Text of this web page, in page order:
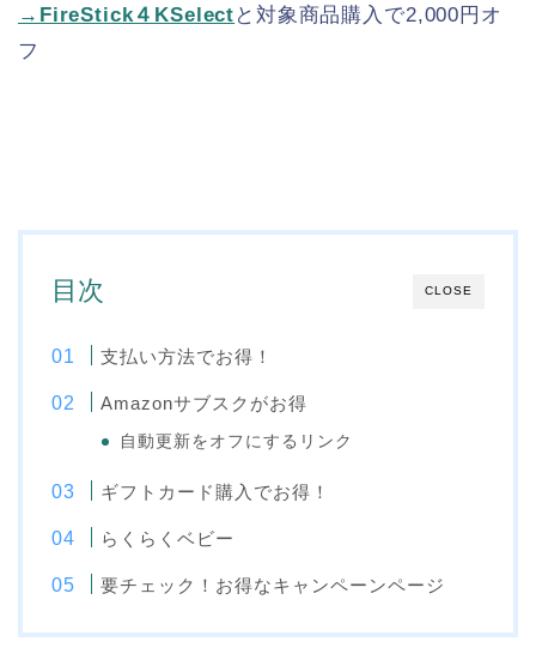
→FireStick４KSelect と対象商品購入で2,000円オ
フ
CLOSE
目次
支払い方法でお得！
Amazonサブスクがお得
自動更新をオフにするリンク
ギフトカード購入でお得！
らくらくベビー
要チェック！お得なキャンペーンページ